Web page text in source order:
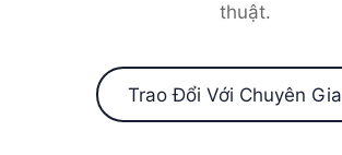
thuật.
Trao Đổi Với Chuyên Gia